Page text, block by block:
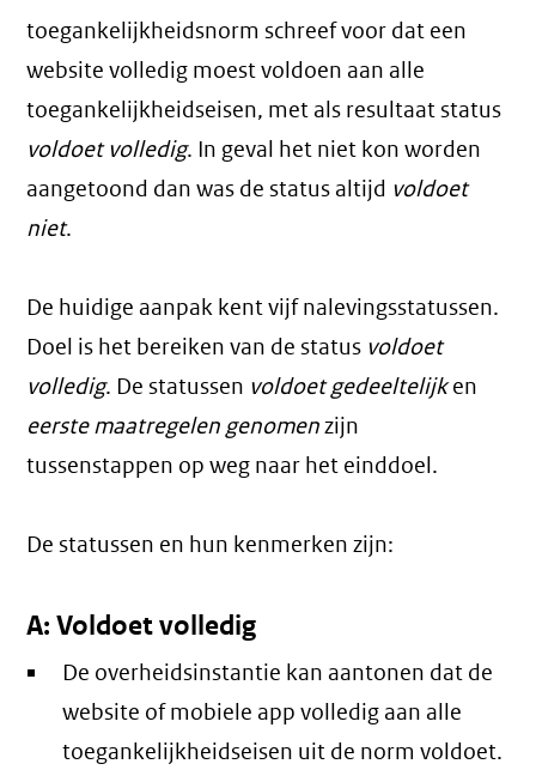
toegankelijkheidsnorm schreef voor dat een
website volledig moest voldoen aan alle
toegankelijkheidseisen, met als resultaat status
voldoet volledig. In geval het niet kon worden
aangetoond dan was de status altijd voldoet
niet.
De huidige aanpak kent vijf nalevingsstatussen.
Doel is het bereiken van de status voldoet
volledig. De statussen voldoet gedeeltelijken
eerste maatregelen genomenzijn
tussenstappen op weg naar het einddoel.
De statussen en hun kenmerken zijn:
A: Voldoet volledig
De overheidsinstantie kan aantonen dat de
website of mobiele app volledig aan alle
toegankelijkheidseisen uit de norm voldoet.